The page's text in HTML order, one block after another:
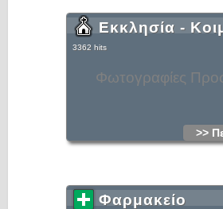
Φωτογραφίες
Εκκλησία -
3362 hits
>>
Φαρμακείο